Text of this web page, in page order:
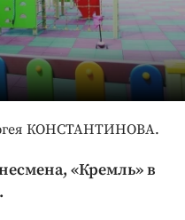
КОНСТАНТИНОВА.
«Кремль» в